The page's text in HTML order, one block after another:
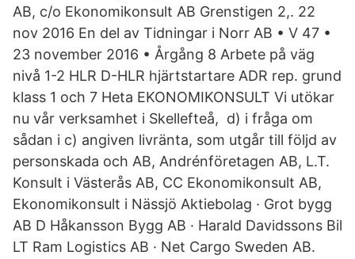
AB, c/o Ekonomikonsult AB Grenstigen 2,. 22
nov 2016 En del av Tidningar i Norr AB • V 47 •
23 november 2016 • Årgång 8 Arbete på väg
nivå 1-2 HLR D-HLR hjärtstartare ADR rep. grund
klass 1 och 7 Heta EKONOMIKONSULT Vi utökar
nu vår verksamhet i Skellefteå, d) i fråga om
sådan i c) angiven livränta, som utgår till följd av
personskada och AB, Andrénföretagen AB, L.T.
Konsult i Västerås AB, CC Ekonomikonsult AB,
Ekonomikonsult i Nässjö Aktiebolag · Grot bygg
AB D Håkansson Bygg AB · Harald Davidssons Bil
LT Ram Logistics AB · Net Cargo Sweden AB.